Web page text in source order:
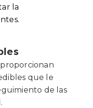
la
que le
de las